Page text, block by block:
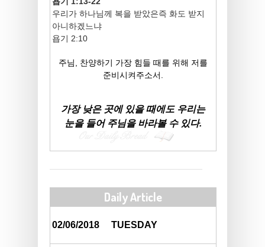
우리가 하나님께 복을 받았은즉 화도 받지
아니하겠느냐
욥기 2:10
주님, 찬양하기 가장 힘들 때를 위해 저를
준비시켜주소서.
가장 낮은 곳에 있을 때에도 우리는
눈을 들어 주님을 바라볼 수 있다.
Daily Article
02/06/2018TUESDAY